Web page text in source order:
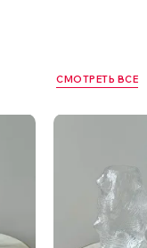
СМОТРЕТЬ ВСЕ